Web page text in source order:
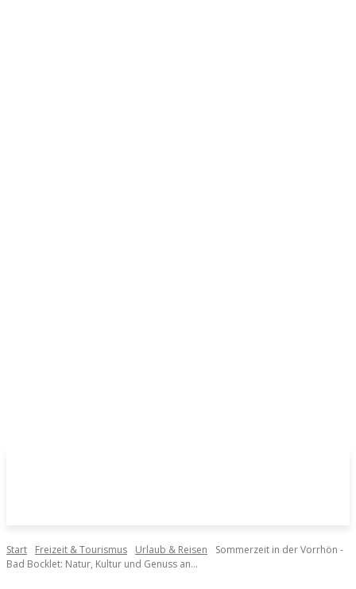
Start Freizeit & Tourismus Urlaub & Reisen
Sommerzeit in der Vorrhön -
Bad Bocklet: Natur, Kultur und Genuss an...